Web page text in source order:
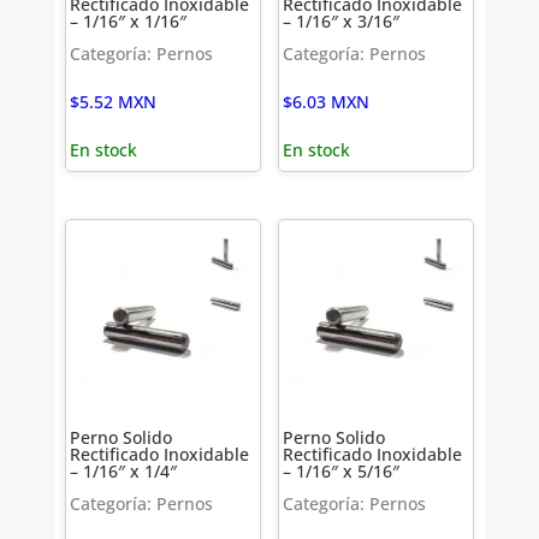
– 1/16″ x 1/16″
Categoría: Pernos
$5.52 MXN
En stock
– 1/16″ x 3/16″
Categoría: Pernos
$6.03 MXN
En stock
Perno Solido
Rectificado Inoxidable
– 1/16″ x 1/4″
Categoría: Pernos
Perno Solido
Rectificado Inoxidable
– 1/16″ x 5/16″
Categoría: Pernos